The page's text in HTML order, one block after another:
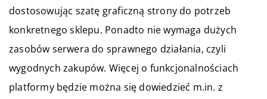
dostosowując szatę graficzną strony do potrzeb
konkretnego sklepu. Ponadto nie wymaga dużych
zasobów serwera do sprawnego działania, czyli
wygodnych zakupów. Więcej o funkcjonalnościach
platformy będzie można się dowiedzieć m.in. z